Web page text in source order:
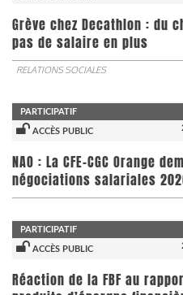
Grève chez Decathlon : du
pas de salaire en plus
RELATIONS SOCIALES
PARTICIPATIF
ACCÈS PUBLIC
NAO : La CFE-CGC Orange
négociations salariales
PARTICIPATIF
ACCÈS PUBLIC
​​​​​​​Réaction de la FBF au